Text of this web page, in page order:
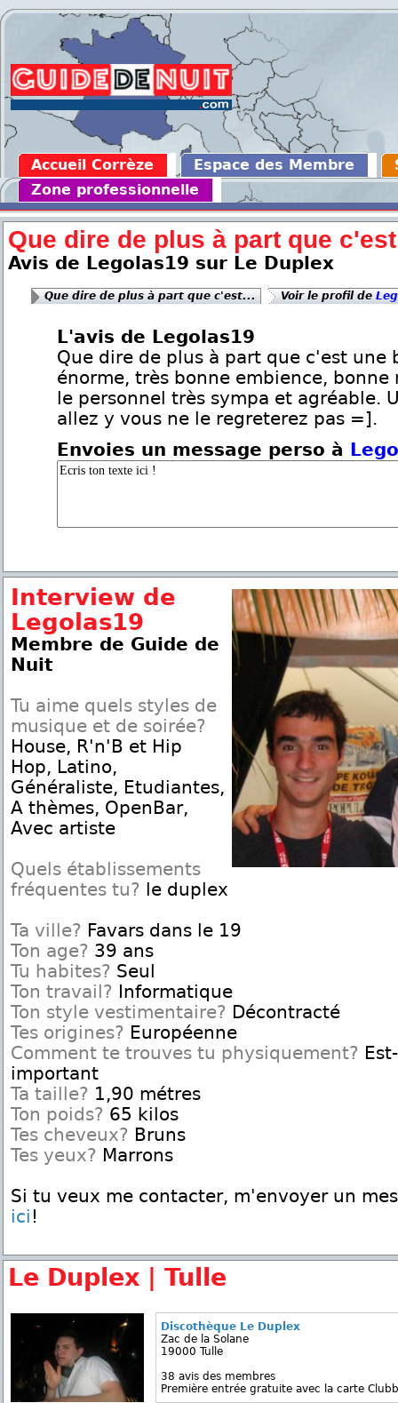
Accueil Corrèze Espace des Membre
Zone professionnelle
Que dire de plus à part que
Avis de Legolas19 sur Le Duplex
Que dire de plus à part que c'est... Voir le profil de
L'avis de Legolas19
Que dire de plus à part que c'est une
énorme, très bonne embience, bonne
le personnel très sympa et agréable.
allez y vous ne le regreterez pas =].
Envoies un message perso à
Interview de
Legolas19
Membre de Guide de
Nuit
Tu aime quels styles de
musique et de soirée?
House, R'n'B et Hip
Hop, Latino,
Généraliste, Etudiantes,
A thèmes, OpenBar,
Avec artiste
Quels établissements
fréquentes tu? le duplex
Ta ville? Favars dans le 19
Ton age? 39 ans
Tu habites? Seul
Ton travail? Informatique
Ton style vestimentaire? Décontracté
Tes origines? Européenne
Comment te trouves tu physiquement?
important
Ta taille? 1,90 métres
Ton poids? 65 kilos
Tes cheveux? Bruns
Tes yeux? Marrons
Si tu veux me contacter, m'envoyer un
ici !
Le Duplex | Tulle
Discothèque Le Duplex
Zac de la Solane
19000 Tulle
38 avis des membres
Première entrée gratuite avec la carte